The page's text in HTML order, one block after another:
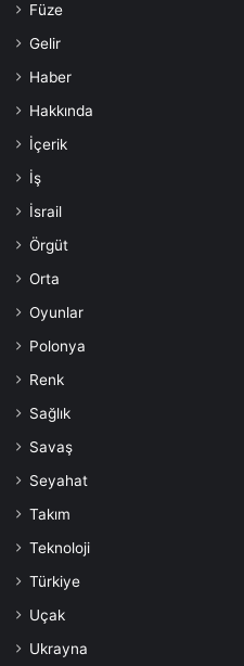
Füze
Gelir
Haber
Hakkında
İçerik
İş
İsrail
Örgüt
Orta
Oyunlar
Polonya
Renk
Sağlık
Savaş
Seyahat
Takım
Teknoloji
Türkiye
Uçak
Ukrayna